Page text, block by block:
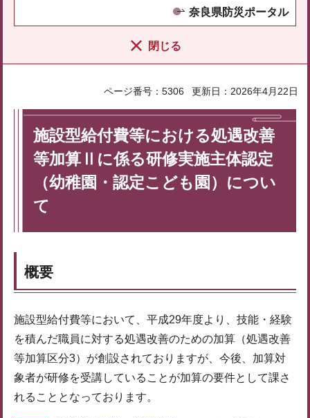
奈良県防災ポータル
閉じる
ページ番号：5306 更新日：2026年4月22日
施設型給付費等における処遇改善
等加算Ⅱに係る研修実施主体認定
（幼稚園・認定こども園）につい
て
概要
施設型給付費等において、平成29年度より、技能・経験
を積んだ職員に対する処遇改善のための加算（処遇改善
等加算区分3）が創設されておりますが、今後、加算対
象者が研修を受講していることが加算の要件として課さ
れることとなっております。